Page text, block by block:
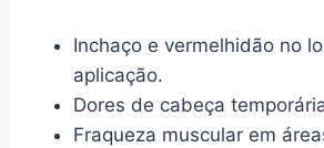
Inchaço e vermelhidão no
aplicação.
Dores de cabeça
Fraqueza muscular em